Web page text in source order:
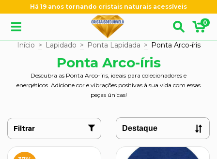
Há 19 anos tornando cristais naturais acessíveis
0
Início > Lapidado > Ponta Lapidada > Ponta Arco-íris
Ponta Arco-íris
Descubra as Ponta Arco-íris, ideais para colecionadores e
energéticos. Adicione cor e vibrações positivas à sua vida com essas
peças únicas!
Filtrar